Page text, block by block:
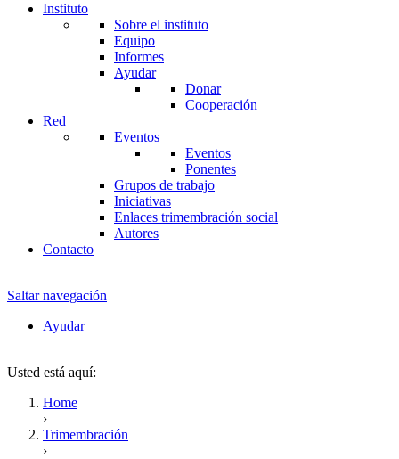
Instituto
Sobre el instituto
Equipo
Informes
Ayudar
Donar
Cooperación
Red
Eventos
Eventos
Ponentes
Grupos de trabajo
Iniciativas
Enlaces trimembración social
Autores
Contacto
Saltar navegación
Ayudar
Usted está aquí:
Home
›
Trimembración
›